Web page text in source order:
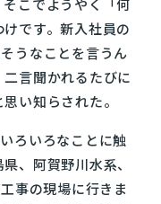
こでようやく「何
です。新入社員の
うなことを言うん
言聞かれるたびに
い知らされた。
ろいろなことに触
、阿賀野川水系、
工事の現場に行きま